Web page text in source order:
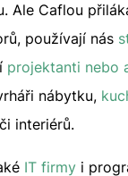
Ale Caflou
používají nás
projektanti nebo
nábytku,
interiérů.
IT firmy i